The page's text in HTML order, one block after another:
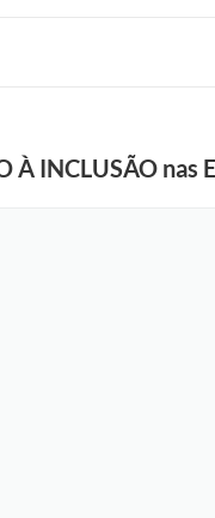
À INCLUSÃO nas